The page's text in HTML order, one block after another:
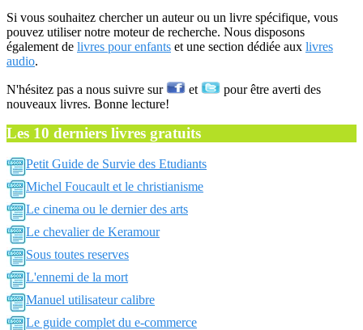
Si vous souhaitez chercher un auteur ou un livre spécifique, vous
pouvez utiliser notre moteur de recherche. Nous disposons
également de livres pour enfants et une section dédiée aux livres
audio.
N'hésitez pas a nous suivre sur et
pour être averti des
nouveaux livres. Bonne lecture!
Les 10 derniers livres gratuits
Petit Guide de Survie des Etudiants
Michel Foucault et le christianisme
Le cinema ou le dernier des arts
Le chevalier de Keramour
Sous toutes reserves
L'ennemi de la mort
Manuel utilisateur calibre
Le guide complet du e-commerce